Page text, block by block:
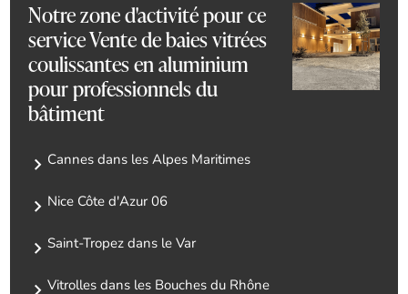
Notre zone d'activité pour ce
service Vente de baies vitrées
coulissantes en aluminium
pour professionnels du
bâtiment
Cannes dans les Alpes Maritimes
Nice Côte d'Azur 06
Saint-Tropez dans le Var
Vitrolles dans les Bouches du Rhône